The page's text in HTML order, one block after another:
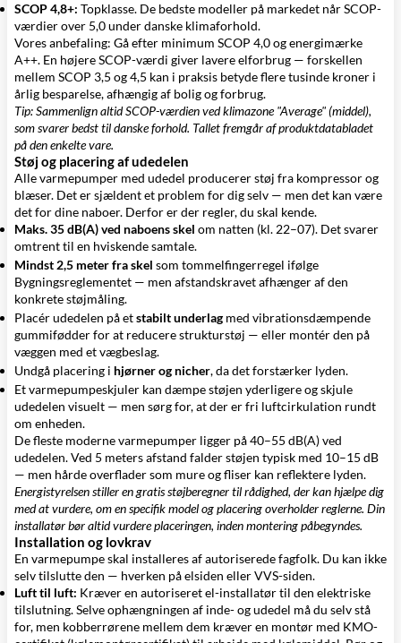
SCOP 4,8+: Topklasse. De bedste modeller på markedet når SCOP-
værdier over 5,0 under danske klimaforhold.
Vores anbefaling: Gå efter minimum SCOP 4,0 og energimærke
A++. En højere SCOP-værdi giver lavere elforbrug — forskellen
mellem SCOP 3,5 og 4,5 kan i praksis betyde flere tusinde kroner i
årlig besparelse, afhængig af bolig og forbrug.
Tip: Sammenlign altid SCOP-værdien ved klimazone "Average" (middel),
som svarer bedst til danske forhold. Tallet fremgår af produktdatabladet
på den enkelte vare.
Støj og placering af udedelen
Alle varmepumper med udedel producerer støj fra kompressor og
blæser. Det er sjældent et problem for dig selv — men det kan være
det for dine naboer. Derfor er der regler, du skal kende.
Maks. 35 dB(A) ved naboens skel om natten (kl. 22–07). Det svarer
omtrent til en hviskende samtale.
Mindst 2,5 meter fra skel som tommelfingerregel ifølge
Bygningsreglementet — men afstandskravet afhænger af den
konkrete støjmåling.
Placér udedelen på etstabilt underlag med vibrationsdæmpende
gummifødderfor at reducere strukturstøj — eller montér den på
væggen med etvægbeslag.
Undgå placering i hjørner og nicher, da det forstærker lyden.
Etvarmepumpeskjuler kan dæmpe støjen yderligere og skjule
udedelen visuelt — men sørg for, at der er fri luftcirkulation rundt
om enheden.
De fleste moderne varmepumper ligger på 40–55 dB(A) ved
udedelen. Ved 5 meters afstand falder støjen typisk med 10–15 dB
— men hårde overflader som mure og fliser kan reflektere lyden.
Energistyrelsen stiller en gratis støjberegner til rådighed, der kan hjælpe dig
med at vurdere, om en specifik model og placering overholder reglerne. Din
installatør bør altid vurdere placeringen, inden montering påbegyndes.
Installation og lovkrav
En varmepumpe skal installeres af autoriserede fagfolk. Du kan ikke
selv tilslutte den — hverken på elsiden eller VVS-siden.
Luft til luft: Kræver en autoriseret el-installatør til den elektriske
tilslutning. Selve ophængningen af inde- og udedel må du selv stå
for, men kobberrørene mellem dem kræver en montør med KMO-